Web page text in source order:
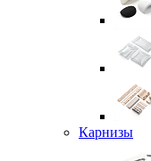
Карнизы